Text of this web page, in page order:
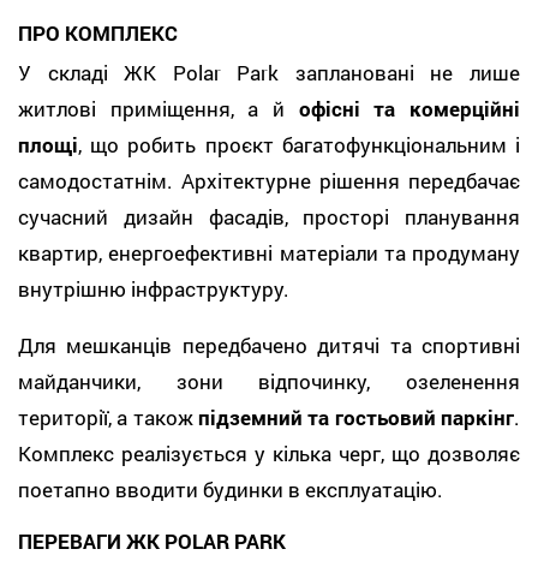
ПРО КОМПЛЕКС
У складі ЖК Polar Park заплановані не лише
житлові приміщення, а й офісні та комерційні
площі, що робить проєкт багатофункціональним і
самодостатнім. Архітектурне рішення передбачає
сучасний дизайн фасадів, просторі планування
квартир, енергоефективні матеріали та продуману
внутрішню інфраструктуру.
Для мешканців передбачено дитячі та спортивні
майданчики, зони відпочинку, озеленення
території, а такожпідземний та гостьовий паркінг.
Комплекс реалізується у кілька черг, що дозволяє
поетапно вводити будинки в експлуатацію.
ПЕРЕВАГИ ЖК POLAR PARK